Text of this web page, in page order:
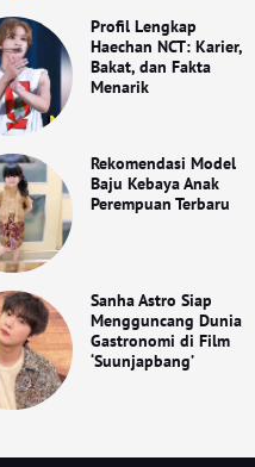
Profil Lengkap
Haechan NCT: Karier,
Bakat, dan Fakta
Menarik
Rekomendasi Model
Baju Kebaya Anak
Perempuan Terbaru
Sanha Astro Siap
Mengguncang Dunia
Gastronomi di Film
‘Suunjapbang’